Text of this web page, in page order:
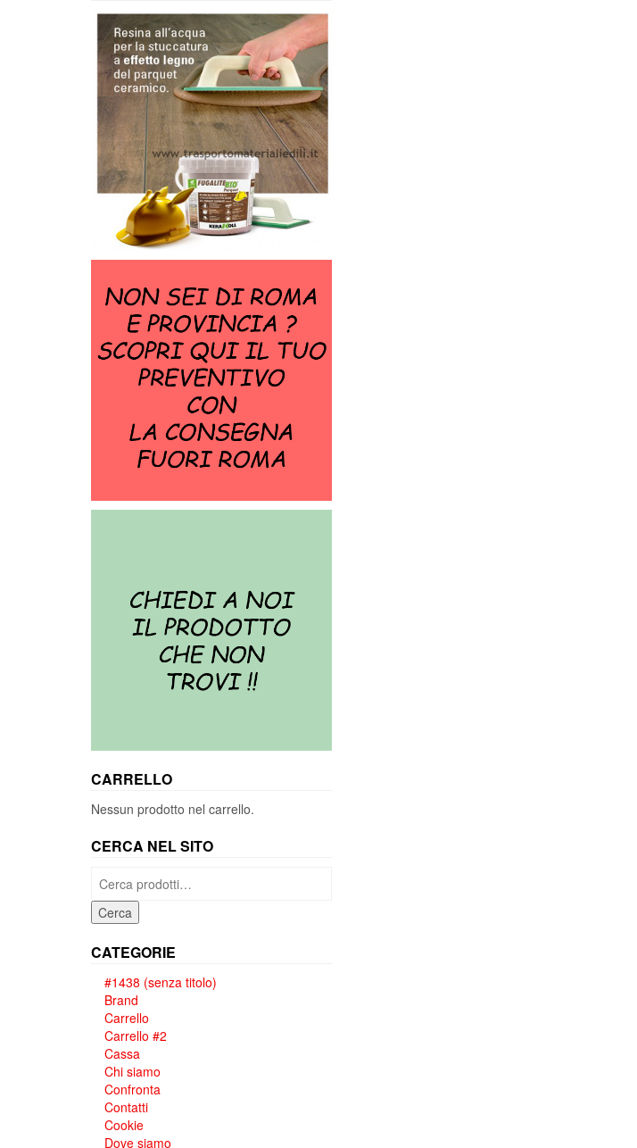
CARRELLO
Nessun prodotto nel carrello.
CERCA NEL SITO
Cerca:
Cerca
CATEGORIE
#1438 (senza titolo)
Brand
Carrello
Carrello #2
Cassa
Chi siamo
Confronta
Contatti
Cookie
Dove siamo